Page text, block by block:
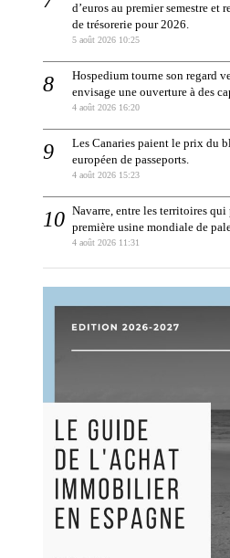
d’euros au premier semestre et
de trésorerie pour 2026.
5 août 2026 10:25
Hospedium tourne son regard
envisage une ouverture à des
4 août 2026 16:20
Les Canaries paient le prix du
européen de passeports.
4 août 2026 15:23
Navarre, entre les territoires
première usine mondiale de
4 août 2026 11:31